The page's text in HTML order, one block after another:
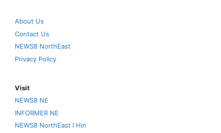
About Us
Contact Us
NEWS8 NorthEast
Privacy Policy
Visit
NEWS8 NE
INFORMER NE
NEWS8 NorthEast I Hin